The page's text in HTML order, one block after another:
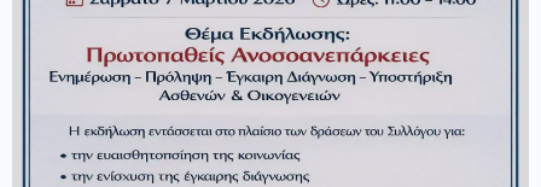
Σάββατο 7 Μαρτίου
Ώρες: 11:00 - 14:00